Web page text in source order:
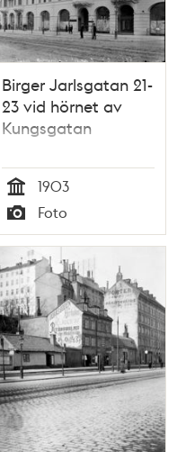
Birger Jarlsgatan 21-
23 vid hörnet av
Kungsgatan
Tid
1903
Typ
Foto